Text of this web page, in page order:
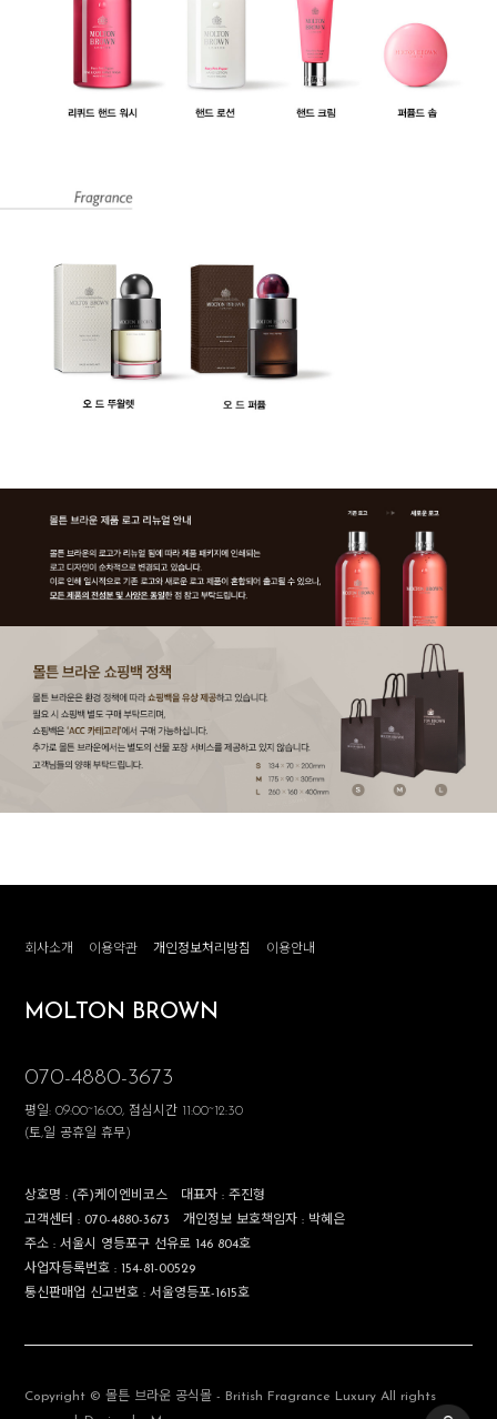
회사소개 이용약관 개인정보처리방침 이용안내
MOLTON BROWN
070-4880-3673
평일: 09:00~16:00, 점심시간 11:00~12:30
(토,일 공휴일 휴무)
상호명 :(주)케이엔비코스 대표자 :주진형
고객센터 : 070-4880-3673 개인정보 보호책임자 : 박혜은
주소 :서울시 영등포구 선유로 146 804호
사업자등록번호 :
154-81-00529
통신판매업 신고번호 :서울영등포-1615호
Copyright © 몰튼 브라운 공식몰 - British Fragrance Luxury All rights